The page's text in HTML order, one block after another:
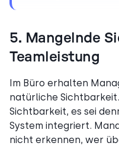
5. Mangelnde
Teamleistung
Im Büro erhalten
natürliche
Sichtbarkeit, es sei
System integriert.
nicht erkennen, wer